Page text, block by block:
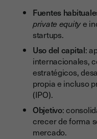
Fuentes
private equitye
startups.
Uso del capital:
internacionales,
estratégicos,
propia e incluso
(IPO).
Objetivo:
crecer de forma
mercado.